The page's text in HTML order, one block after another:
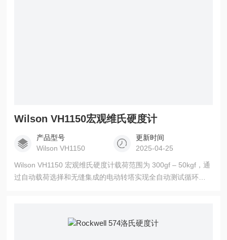
Wilson VH1150宏观维氏硬度计
产品型号
Wilson VH1150
更新时间
2025-04-25
Wilson VH1150 宏观维氏硬度计载荷范围为 300gf – 50kgf，通
过自动载荷选择和无缝集成的电动转塔实现全自动测试循环，